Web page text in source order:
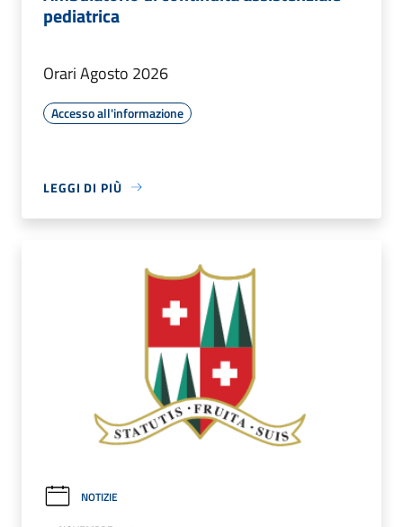
pediatrica
Orari Agosto 2026
Accesso all'informazione
LEGGI DI PIÙ
NOTIZIE